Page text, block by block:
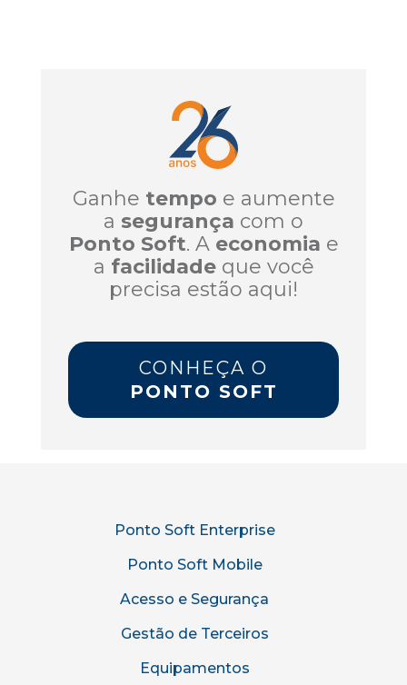
Ganhe tempo e aumente
a segurança com o
Ponto Soft. A economia e
a facilidadeque você
precisa estão aqui!
CONHEÇA O
PONTO SOFT
Ponto Soft Enterprise
Ponto Soft Mobile
Acesso e Segurança
Gestão de Terceiros
Equipamentos